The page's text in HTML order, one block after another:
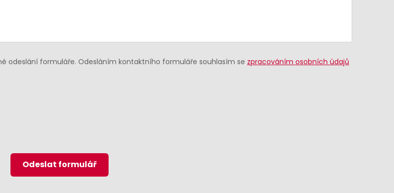
odeslání formuláře. Odesláním kontaktního formuláře souhlasím se zpracováním osobních údajů
Odeslat formulář